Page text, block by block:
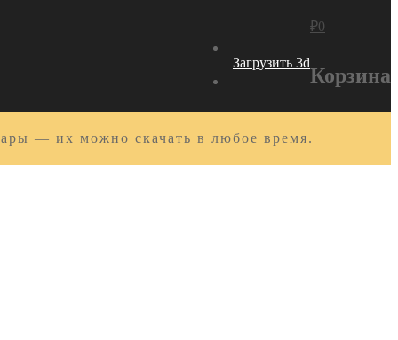
Загрузить 3d
₽0
Корзина
— их можно скачать в любое время.